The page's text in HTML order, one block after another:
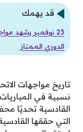
قد يهمك
23 نوفمبر يشهد
الدوري الممتاز
تاريخ مواجهات
نسبية في
القادسية تحديًا